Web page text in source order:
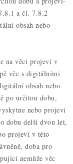
a čl. 7.8.2
obsah nebo
na věci projeví v
věc s digitálními
obsah nebo
po určitou dobu,
nebo projeví
dobu delší dvou let,
projeví v této
doba pro
nemůže věc